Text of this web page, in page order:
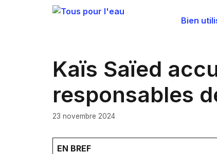
Bien
Kaïs Saïed
responsables
23 novembre 2024
EN BREF